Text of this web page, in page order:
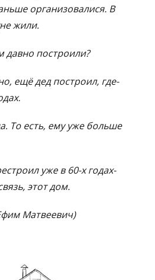
организовалися. В
жили.
давно построили?
ещё дед построил, где-
То есть, ему уже больше
уже в 60-х годах-
этот дом.
Матвеевич)